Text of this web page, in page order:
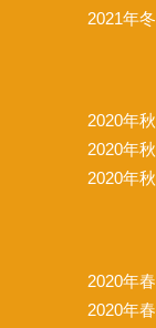
2021年
2020年
2020年
2020年
2020年
2020年